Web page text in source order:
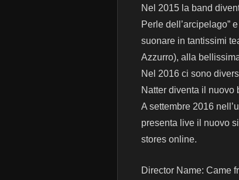
Nel 2015 la band
Perle dell’arcipelago”
suonare in tantissimi
Azzurro), alla
Nel 2016 ci sono
Natter diventa il nuovo
A settembre 2016
presenta live il nuovo
stores online.
Director Name: Came